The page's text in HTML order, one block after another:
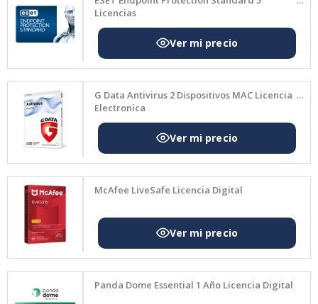
rte
24/
pr
cci
on
al
plan
mas
pleto
Licencias
G Data Antivirus 2 Dispositivos MAC Licencia
Electronica
McAfee LiveSafe Licencia Digital
Panda Dome Essential 1 Año Licencia Digital